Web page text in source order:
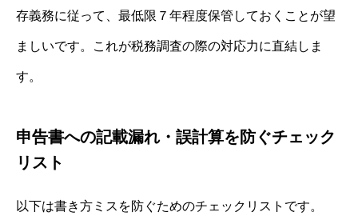
存義務に従って、最低限７年程度保管しておくことが望
ましいです。これが税務調査の際の対応力に直結しま
す。
申告書への記載漏れ・誤計算を防ぐチェック
リスト
以下は書き方ミスを防ぐためのチェックリストです。